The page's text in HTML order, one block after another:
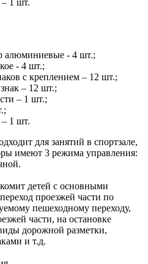
алюминиевые - 4 шт.;
- 4 шт.;
с креплением – 12 шт.;
– 12 шт.;
– 1 шт.;
– 1 шт.
для занятий в спортзале,
имеют 3 режима управления:
детей с основными
проезжей части по
пешеходному переходу,
части, на остановке
дорожной разметки,
и т.д.